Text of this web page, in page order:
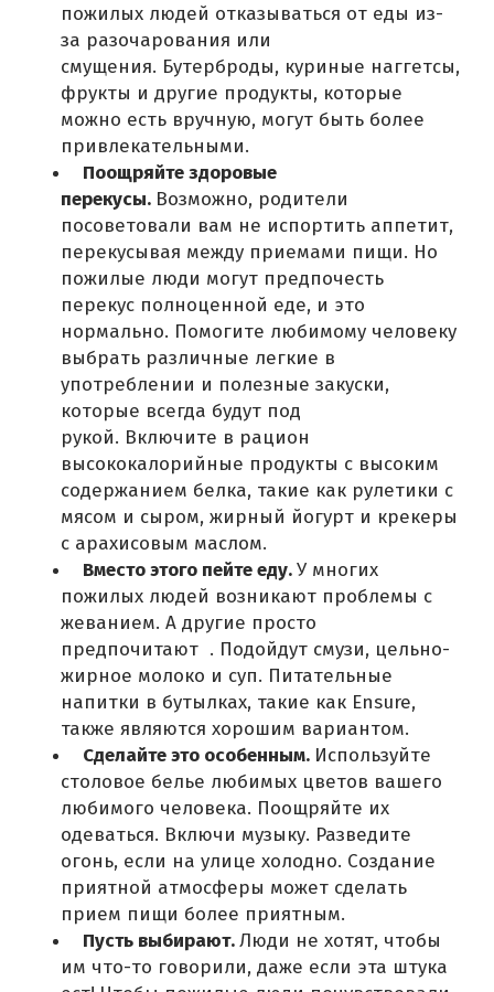
пожилых людей отказываться от еды из-
за разочарования или
смущения. Бутерброды, куриные наггетсы,
фрукты и другие продукты, которые
можно есть вручную, могут быть более
привлекательными.
Поощряйте здоровые
перекусы. Возможно, родители
посоветовали вам не испортить аппетит,
перекусывая между приемами пищи. Но
пожилые люди могут предпочесть
перекус полноценной еде, и это
нормально. Помогите любимому человеку
выбрать различные легкие в
употреблении и полезные закуски,
которые всегда будут под
рукой. Включите в рацион
высококалорийные продукты с высоким
содержанием белка, такие как рулетики с
мясом и сыром, жирный йогурт и крекеры
с арахисовым маслом.
Вместо этого пейте еду.У многих
пожилых людей возникают проблемы с
жеванием. А другие просто
предпочитают . Подойдут смузи, цельно-
жирное молоко и суп. Питательные
напитки в бутылках, такие как Ensure,
также являются хорошим вариантом.
Сделайте это особенным. Используйте
столовое белье любимых цветов вашего
любимого человека. Поощряйте их
одеваться. Включи музыку. Разведите
огонь, если на улице холодно. Создание
приятной атмосферы может сделать
прием пищи более приятным.
Пусть выбирают.Люди не хотят, чтобы
им что-то говорили, даже если эта штука